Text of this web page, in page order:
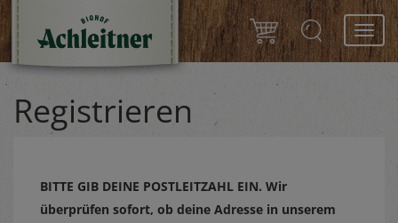
Registrieren
BITTE GIB DEINE POSTLEITZAHL EIN. Wir
überprüfen sofort, ob deine Adresse in unserem